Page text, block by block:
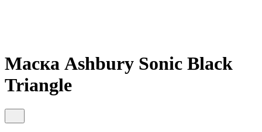
Маска Ashbury Sonic Black
Triangle